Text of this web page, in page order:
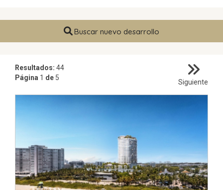
Buscar nuevo desarrollo
Siguiente
Resultados: 44
Página 1 de 5